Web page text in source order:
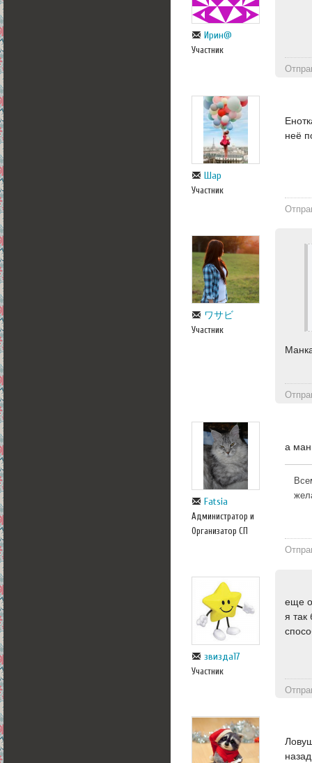
Ирин@
Участник
Шар
Участник
неё
ワサビ
Участник
Fatsia
Администратор и
Организатор СП
а
звизда17
Участник
еще
я так